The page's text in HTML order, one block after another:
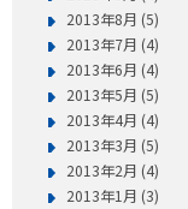
2013年8月 (5)
2013年7月 (4)
2013年6月 (4)
2013年5月 (5)
2013年4月 (4)
2013年3月 (5)
2013年2月 (4)
2013年1月 (3)